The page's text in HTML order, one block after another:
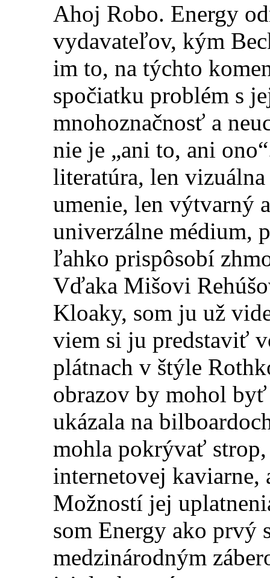
Ahoj Robo. Energy
vydavateľov, kým
im to, na týchto
spočiatku problém s
mnohoznačnosť a
nie je „ani to, ani
literatúra, len
umenie, len výtvarný
univerzálne médium,
ľahko prispôsobí
Vďaka Mišovi
Kloaky, som ju už
viem si ju predstaviť
plátnach v štýle
obrazov by mohol
ukázala na
mohla pokrývať
internetovej kaviarne,
Možností jej
som Energy ako prvý
medzinárodným